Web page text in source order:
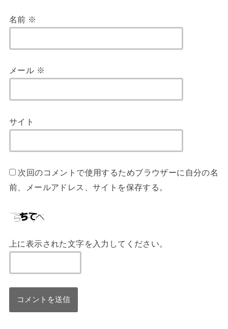
名前 ※
メール ※
サイト
次回のコメントで使用するためブラウザーに自分の名
前、メールアドレス、サイトを保存する。
上に表示された文字を入力してください。